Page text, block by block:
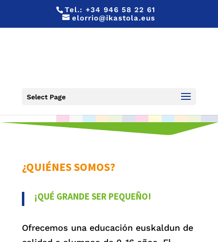
Tel.:+34 946 58 22 61
elorrio@ikastola.eus
Select Page
¿QUIÉNES SOMOS?
¿QUIÉNES SOMOS?
¡QUÉ GRANDE SER PEQUEÑO!
Ofrecemos una educación euskaldun de